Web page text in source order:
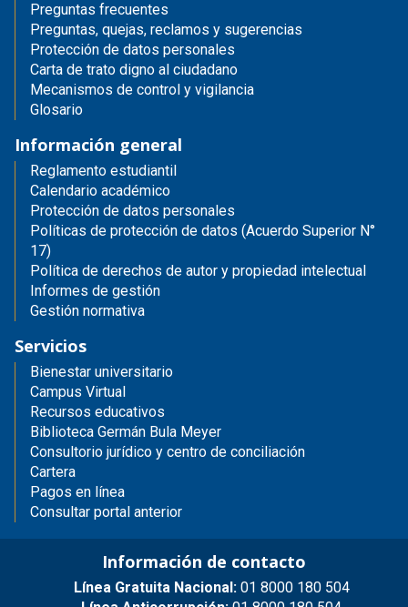
Preguntas frecuentes
Preguntas, quejas, reclamos y sugerencias
Protección de datos personales
Carta de trato digno al ciudadano
Mecanismos de control y vigilancia
Glosario
Información general
Reglamento estudiantil
Calendario académico
Protección de datos personales
Políticas de protección de datos (Acuerdo Superior N°
17)
Política de derechos de autor y propiedad intelectual
Informes de gestión
Gestión normativa
Servicios
Bienestar universitario
Campus Virtual
Recursos educativos
Biblioteca Germán Bula Meyer
Consultorio jurídico y centro de conciliación
Cartera
Pagos en línea
Consultar portal anterior
Información de contacto
Línea Gratuita Nacional:01 8000 180 504